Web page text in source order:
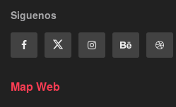
Siguenos
Map Web